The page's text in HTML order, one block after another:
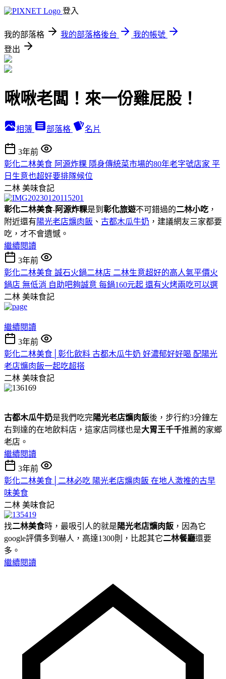
登入
我的部落格 我的部落格後台
我的帳號
登出
啾啾老闆！來一份雞屁股！
相簿 部落格 名片
3年前
彰化二林美食 阿源炸粿 隱身傳統菜市場的80年老字號店家 平
日生意也超好要排隊候位
二林 美味食記
彰化二林美食-阿源炸粿是到 彰化旅遊不可錯過的二林小吃 ，
附近還有 陽光老店爌肉飯 、 古都木瓜牛奶 ，建議網友三家都要
吃，才不會遺憾。
繼續閱讀
3年前
彰化二林美食 誠石火鍋二林店 二林生意超好的高人氣平價火
鍋店 無低消 自助吧夠誠意 每鍋160元起 還有火烤兩吃可以選
二林 美味食記
繼續閱讀
3年前
彰化二林美食│彰化飲料 古都木瓜牛奶 好濃郁好好喝 配陽光
老店爌肉飯一起吃超搭
二林 美味食記
古都木瓜牛奶是我們吃完陽光老店爌肉飯後，步行約3分鐘左
右到達的在地飲料店，這家店同樣也是大胃王千千推薦的家鄉
老店。
繼續閱讀
3年前
彰化二林美食│二林必吃 陽光老店爌肉飯 在地人激推的古早
味美食
二林 美味食記
找二林美食時，最吸引人的就是 陽光老店爌肉飯 ，因為它
google評價多到嚇人，高達1300則，比起其它二林餐廳還要
多。
繼續閱讀